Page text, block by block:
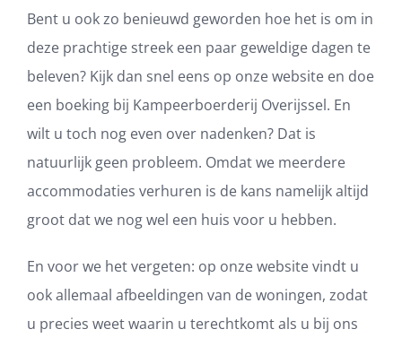
Bent u ook zo benieuwd geworden hoe het is om in
deze prachtige streek een paar geweldige dagen te
beleven? Kijk dan snel eens op onze website en doe
een boeking bij Kampeerboerderij Overijssel. En
wilt u toch nog even over nadenken? Dat is
natuurlijk geen probleem. Omdat we meerdere
accommodaties verhuren is de kans namelijk altijd
groot dat we nog wel een huis voor u hebben.
En voor we het vergeten: op onze website vindt u
ook allemaal afbeeldingen van de woningen, zodat
u precies weet waarin u terechtkomt als u bij ons